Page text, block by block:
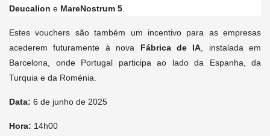
Deucalion e MareNostrum 5
Estes vouchers são também um incentivo para as empresas
acederem futuramente à nova Fábrica de IA , instalada em
Barcelona, onde Portugal participa ao lado da Espanha, da
Turquia e da Roménia.
Data: 6 de junho de 2025
Hora: 14h00